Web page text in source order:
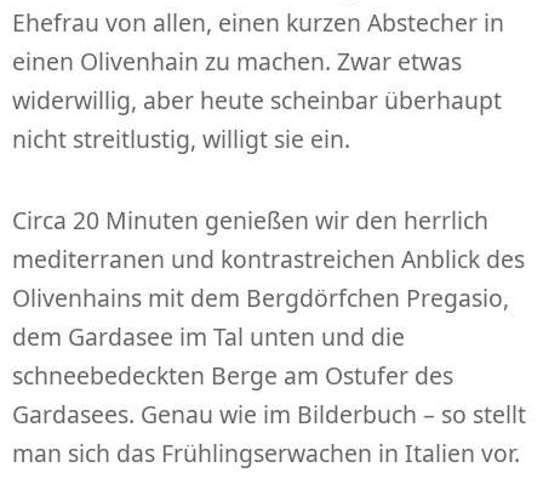
Ehefrau von allen, einen kurzen Abstecher in
einen Olivenhain zu machen. Zwar etwas
widerwillig, aber heute scheinbar überhaupt
nicht streitlustig, willigt sie ein.
Circa 20 Minuten genießen wir den herrlich
mediterranen und kontrastreichen Anblick des
Olivenhains mit dem Bergdörfchen Pregasio,
dem Gardasee im Tal unten und die
schneebedeckten Berge am Ostufer des
Gardasees. Genau wie im Bilderbuch – so stellt
man sich das Frühlingserwachen in Italien vor.